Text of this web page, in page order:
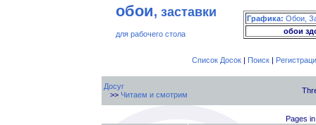
обои, заставки
для рабочего стола
Графика: Обои,
обои
Список Досок| Поиск|
Досуг
>> Читаем и смотрим
Pages